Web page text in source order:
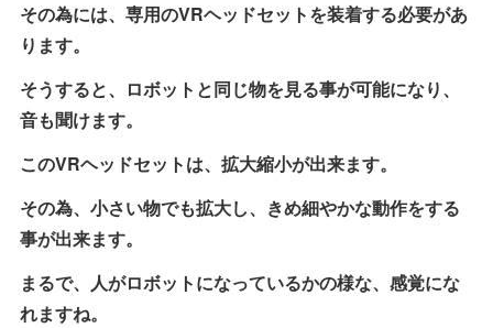
その為には、専用のVRヘッドセットを装着する必要があ
ります。
そうすると、ロボットと同じ物を見る事が可能になり、
音も聞けます。
このVRヘッドセットは、拡大縮小が出来ます。
その為、小さい物でも拡大し、きめ細やかな動作をする
事が出来ます。
まるで、人がロボットになっているかの様な、感覚にな
れますね。